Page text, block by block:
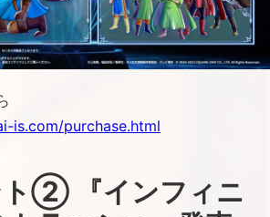
is.com/purchase.html
② 『インフィニ